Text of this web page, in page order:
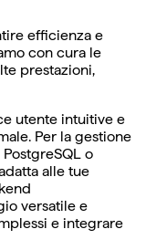
efficienza e
con cura le
prestazioni,
utente intuitive e
Per la gestione
o
alle tue
versatile e
e integrare